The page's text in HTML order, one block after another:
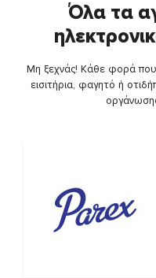
Όλα τα
Μη ξεχνάς! Κάθε φορά
εισιτήρια, φαγητό ή